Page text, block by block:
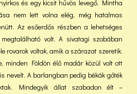
és egy kicsit hűvös levegő. Mintha
nem lett volna elég, még hatalmas
Az esőerdős részben a lehetséges
megtalálható volt. A sivatagi szobában
rovarok voltak, amik a szárazat szeretik.
minden Földön élő madár közül volt ott
nevelt. A barlangban pedig békák gőték
Mindegyik állat szabadon élt –